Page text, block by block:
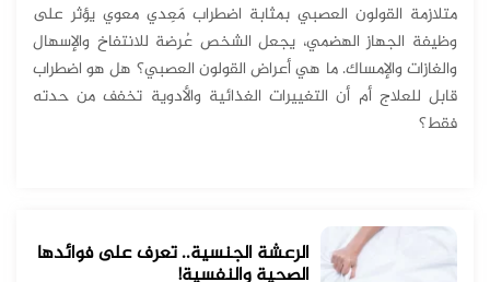
متلازمة القولون العصبي بمثابة اضطراب مَعِدي معوي يؤثر على
وظيفة الجهاز الهضمي، يجعل الشخص عُرضة للانتفاخ والإسهال
والغازات والإمساك. ما هي أعراض القولون العصبي؟ هل هو اضطراب
قابل للعلاج أم أن التغييرات الغذائية والأدوية تخفف من حدته
فقط؟
الرعشة الجنسية.. تعرف على فوائدها